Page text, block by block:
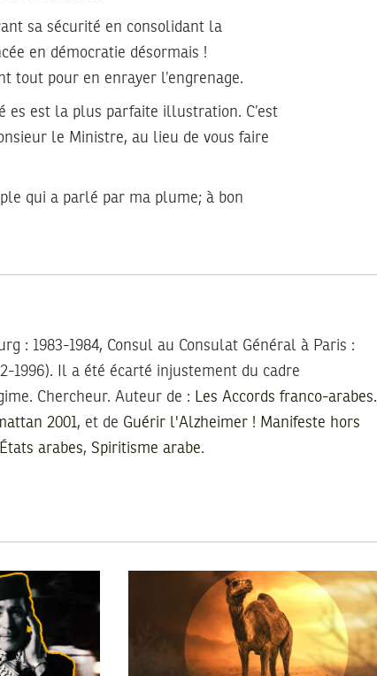
sa sécurité en consolidant la
en démocratie désormais !
tout pour en enrayer l’engrenage.
es est la plus parfaite illustration. C’est
le Ministre, au lieu de vous faire
qui a parlé par ma plume; à bon
: 1983-1984, Consul au Consulat Général à Paris :
1996). Il a été écarté injustement du cadre
Chercheur. Auteur de : Les Accords franco-arabes.
2001, et de Guérir l'Alzheimer ! Manifeste hors
arabes, Spiritisme arabe.